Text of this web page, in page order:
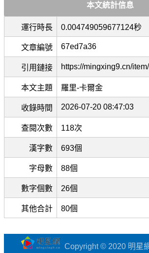
本文統計信息
運行時長 0.004749059677124秒
文章編號 67ed7a36
引用鏈接 https://mingxing9.cn/
本文主題 羅里-卡爾金
收錄時間 2026-07-20 08:47:03
查閱次數 118次
漢字數 693個
字母數 88個
數字個數 26個
其他合計 80個
Copyright © 2020 明星